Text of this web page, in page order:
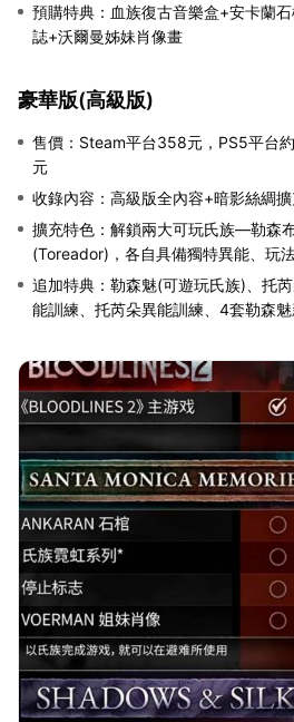
預購特典：血族復古音樂盒+安卡蘭
誌+沃爾曼姊妹肖像畫
豪華版(高級版)
售價：Steam平台358元，PS5平台
元
收錄內容：高級版全內容+暗影絲綢
擴充特色：解鎖兩大可玩氏族—勒森
(Toreador)，各自具備獨特異能、玩
追加特典：勒森魅(可遊玩氏族)、托
能訓練、托芮朵異能訓練、4套勒森